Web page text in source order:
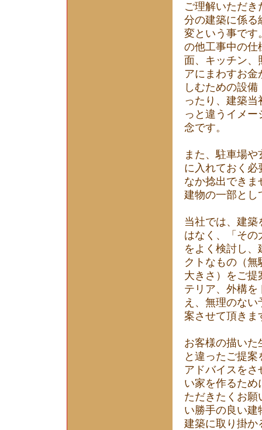
ご理解いただ
分の建築に係る
変という事です
の他工事中の仕
面、キッチン、
アにまわすお金
しむための設
ったり、建築
っと違うイメ
念です。
また、駐車場
に入れておく必
なか捻出できま
建物の一部とし
当社では、建築
はなく、「その
をよく検討し
クトなもの（
大きさ）をご提
テリア、外構を
え、無理のな
案させて頂きま
お客様の描いた
と違ったご提
アドバイスをさ
い家を作るため
ただきたくお願
い勝手の良い建
建築に取り掛か